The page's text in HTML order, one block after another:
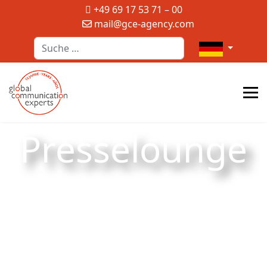
+49 69 17 53 71 – 00
mail@gce-agency.com
Suchen
Sprache
Presselounge